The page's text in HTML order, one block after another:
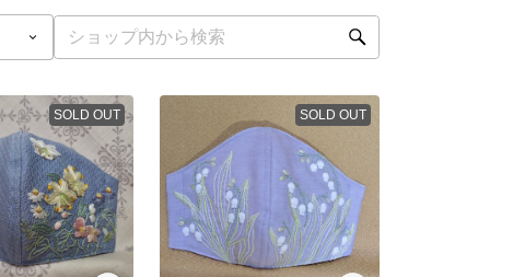
SOLD OUT SOLD OUT